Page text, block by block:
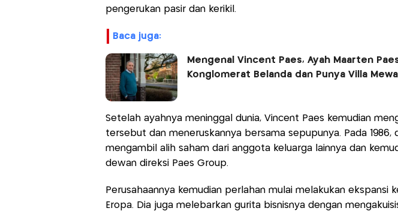
pengerukan pasir dan kerikil.
baca juga:
Mengenal Vincent Paes, Ayah Maarten
Konglomerat Belanda dan Punya Villa
Setelah ayahnya meninggal dunia, Vincent Paes kemudian
tersebut dan meneruskannya bersama sepupunya. Pada 1986,
mengambil alih saham dari anggota keluarga lainnya dan
dewan direksi Paes Group.
Perusahaannya kemudian perlahan mulai melakukan ekspansi
Eropa. Dia juga melebarkan gurita bisnisnya dengan